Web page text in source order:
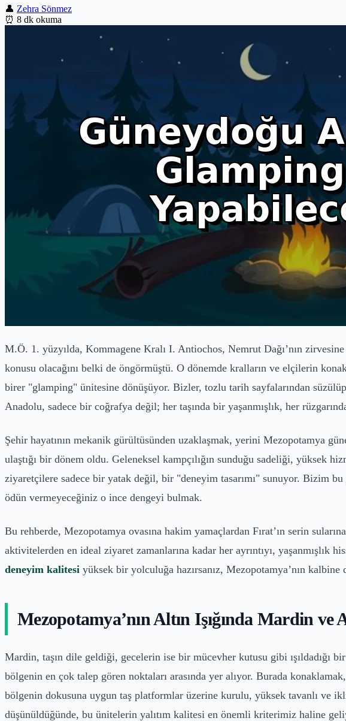
👤 Zehra Sönmez
⏰ 8 dk okuma
M.Ö. 1. yüzyılda, Kommagene Kralı I. Antiochos, Nemrut Dağı’nın
konusu olacağını belki de öngörmüştü. O dönemde kralların ve elçilerin
birer "glamping" ünitesine dönüşüyor. Bizler, tozlu tarih sayfalarından
Anadolu, sadece bir coğrafya değil; her taşında bir yaşanmışlık, her
Şehir hayatının mekanik gürültüsünden uzaklaşmak, yerini Mezopotamya
ulaştığı bir dönem oldu. Geleneksel kampçılığın sunduğu sadeliği, yüksek
ziyaretçilere sadece bir yatak değil, bir "deneyim tasarımı" sunuyor. Bizim bu
ödün vermeyeceğiniz o ince dengeyi bulmak.
Bu rehberde, Mezopotamya ovasına hakim yamaçlardan Fırat’ın serin
aktivitelerden en ideal ziyaret zamanlarına kadar her ayrıntıyı, yaşanmışlık
deneyim kalitesi yüksek bir yolculuğa hazırsanız, Mezopotamya’nın
Mezopotamya’nın Altın Işığında Mardin
Mardin, taşın dile geldiği, gecelerin ise bir mücevher kutusu gibi ışıldadığı
bölgenin en çok talep gören noktaları arasında yer alıyor. Burada konaklamak,
bölgenin dokusuna uygun taş platformlar üzerine kurulu, yüksek tavanlı ve
düşünüldüğünde, bu ünitelerin yalıtım kalitesi en önemli kriterimiz haline